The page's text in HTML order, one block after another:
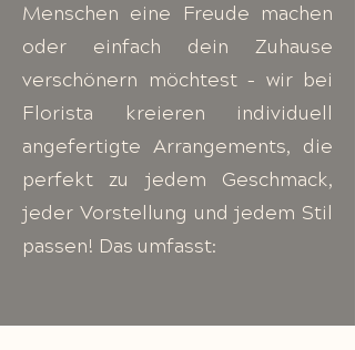
Menschen eine Freude machen
oder einfach dein Zuhause
verschönern möchtest – wir bei
Florista kreieren individuell
angefertigte Arrangements, die
perfekt zu jedem Geschmack,
jeder Vorstellung und jedem Stil
passen! Das umfasst: